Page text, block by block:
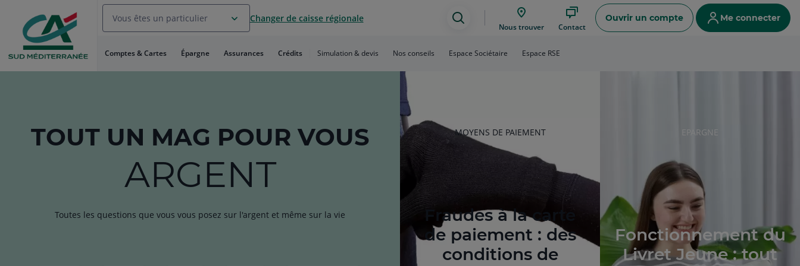
au
Menu
Aller au
Contenu
Vous êtes un particulier Changer de caisse régionale
Assistance
de
Nous trouver Contact
Ouvrir un compte Me connecter
Comptes & Cartes Épargne Assurances Crédits Simulation & devis Nos conseils Espace Sociétaire Espace RSE
TOUT UN MAG POUR VOUS
ARGENT
Toutes les questions que vous vous posez sur l'argent et même sur la vie
RUBRIQUE
L'ARTICLE
MOYENS DE PAIEMENT
Fraudes à la carte
de paiement : des
conditions de
RUBRIQUE
EPARGNE
Fonctionnement du
Livret Jeune : tout